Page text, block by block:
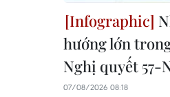
hướng lớn
Nghị quyết 57-
07/08/2026 08:18